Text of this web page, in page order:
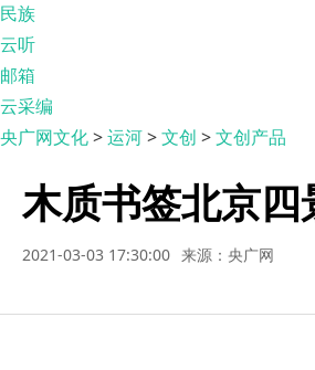
民族
云听
邮箱
云采编
央广网文化>运河>文创 >文创产品
木质书签北京
2021-03-03 17:30:00 来源：央广网